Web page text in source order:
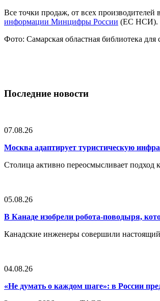
Все точки продаж, от всех
информации Минцифры России (ЕС НСИ).
Фото: Самарская областная библиотека для
Последние новости
07.08.26
Москва адаптирует туристическую
Столица активно переосмысливает
05.08.26
В Канаде изобрели робота-поводыря,
Канадские инженеры совершили
04.08.26
«Не думать о каждом шаге»: в России